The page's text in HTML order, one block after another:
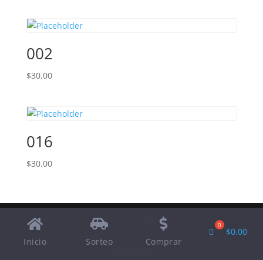
002
$30.00
016
$30.00
Designed by Elegant Themes
| Powered by
Inicio Sorteo Comprar
$0.00